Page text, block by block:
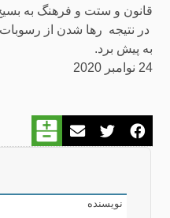
قانون و ستت و فرهنگ به
در نتیجه رها شدن از رسوبات
به پیش برد.
24 نوامبر 2020
نویسنده